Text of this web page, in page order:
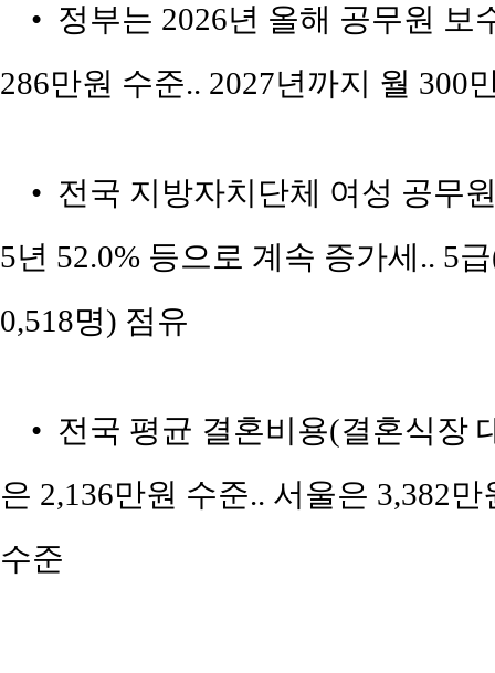
• 정부는 2026년 올해 공무원 보
286만원 수준.. 2027년까지 월 300
• 전국 지방자치단체 여성 공무원
5년 52.0% 등으로 계속 증가세.. 5
0,518명) 점유
• 전국 평균 결혼비용(결혼식장
은 2,136만원 수준.. 서울은 3,382
수준